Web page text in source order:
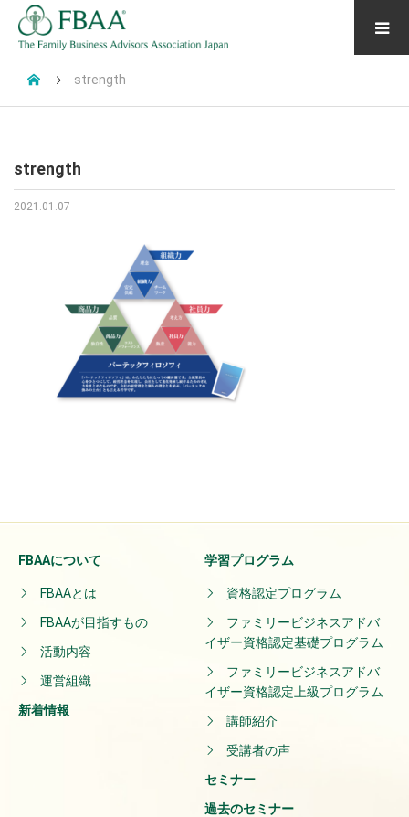
strength
strength
2021.01.07
FBAAについて
FBAAとは
FBAAが目指すもの
活動内容
運営組織
新着情報
学習プログラム
資格認定プログラム
ファミリービジネスアドバ
イザー資格認定基礎プログラム
ファミリービジネスアドバ
イザー資格認定上級プログラム
講師紹介
受講者の声
セミナー
過去のセミナー